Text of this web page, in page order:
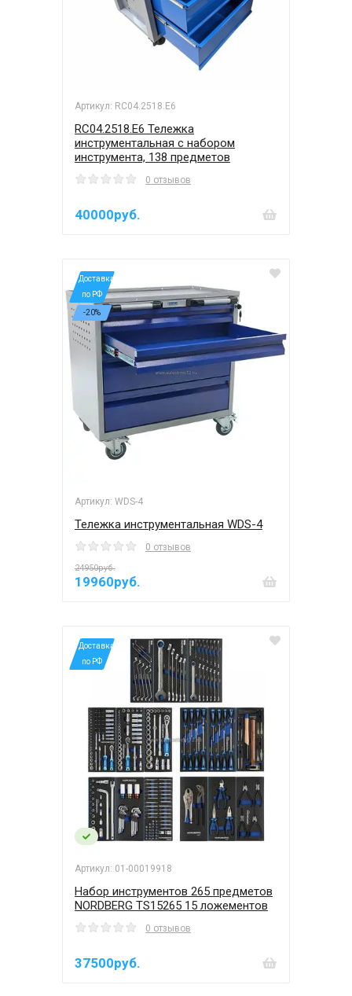
Артикул: RC04.2518.E6
RC04.2518.E6 Тележка
инструментальная с набором
инструмента, 138 предметов
0 отзывов
40000руб.
*Доставка
по РФ
-20%
Артикул: WDS-4
Тележка инструментальная WDS-4
0 отзывов
24950руб.
19960руб.
*Доставка
по РФ
Артикул: 01-00019918
Набор инструментов 265 предметов
NORDBERG TS15265 15 ложементов
0 отзывов
37500руб.